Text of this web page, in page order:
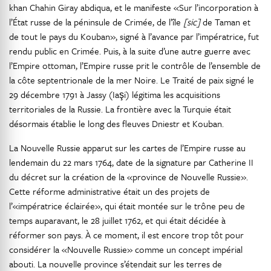
khan Chahin Giray abdiqua, et le manifeste «Sur l’incorporation à
l’État russe de la péninsule de Crimée, de l’île [sic]de Taman et
de tout le pays du Kouban», signé à l’avance par l’impératrice, fut
rendu public en Crimée. Puis, à la suite d’une autre guerre avec
l’Empire ottoman, l’Empire russe prit le contrôle de l’ensemble de
la côte septentrionale de la mer Noire. Le Traité de paix signé le
29 décembre 1791 à Jassy (Iaşi) légitima les acquisitions
territoriales de la Russie. La frontière avec la Turquie était
désormais établie le long des fleuves Dniestr et Kouban.
La Nouvelle Russie apparut sur les cartes de l’Empire russe au
lendemain du 22 mars 1764, date de la signature par Catherine II
du décret sur la création de la «province de Nouvelle Russie».
Cette réforme administrative était un des projets de
l’«impératrice éclairée», qui était montée sur le trône peu de
temps auparavant, le 28 juillet 1762, et qui était décidée à
réformer son pays. À ce moment, il est encore trop tôt pour
considérer la «Nouvelle Russie» comme un concept impérial
abouti. La nouvelle province s’étendait sur les terres de